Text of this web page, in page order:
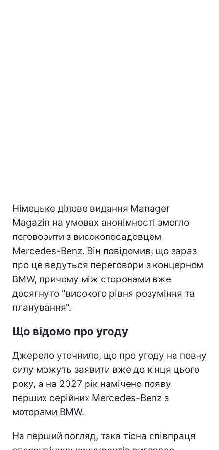
Німецьке ділове видання Manager
Magazin на умовах анонімності змогло
поговорити з високопосадовцем
Mercedes-Benz. Він повідомив, що зараз
про це ведуться переговори з концерном
BMW, причому між сторонами вже
досягнуто "високого рівня розуміння та
планування".
Що відомо про угоду
Джерело уточнило, що про угоду на повну
силу можуть заявити вже до кінця цього
року, а на 2027 рік намічено появу
перших серійних Mercedes-Benz з
моторами BMW.
На перший погляд, така тісна співпраця